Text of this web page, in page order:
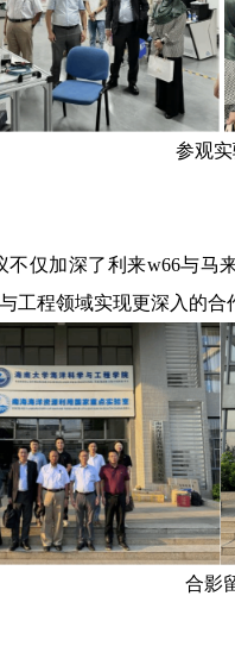
参观
仅加深了利来w66与
工程领域实现更深入的合
合影